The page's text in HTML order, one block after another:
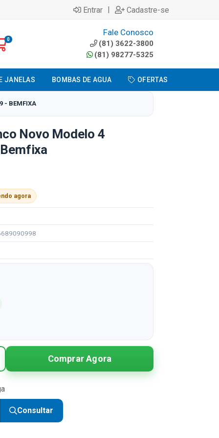
Entrar | Cadastre-se
0
Fale Conosco
(81) 3622-3800
(81) 98277-5325
JANELAS BOMBAS DE AGUA OFERTAS
- BEMFIXA
Novo Modelo 4
agora
Comprar Agora
Consultar